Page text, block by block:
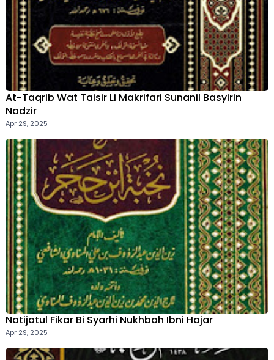
At-Taqrib Wat Taisir Li Makrifari Sunanil Basyirin
Nadzir
Apr 29, 2025
Natijatul Fikar Bi Syarhi Nukhbah Ibni Hajar
Apr 29, 2025